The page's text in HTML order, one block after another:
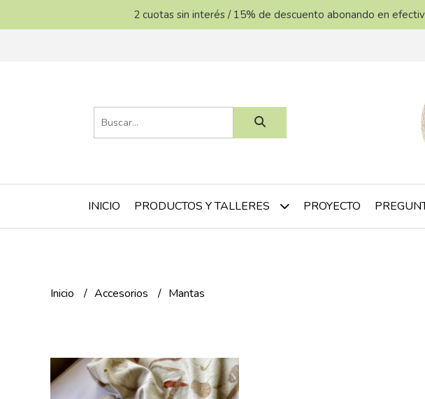
2 cuotas sin interés / 15% de descuento abonando en
INICIO PRODUCTOS Y TALLERES PROYECTO
Inicio Accesorios Mantas